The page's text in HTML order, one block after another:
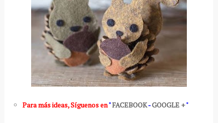
Para más ideas,Síguenos en"FACEBOOK-GOOGLE +"